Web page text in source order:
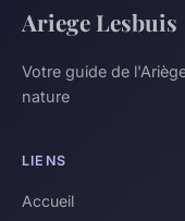
Ariege Lesbuis
Votre guide de
nature
LIENS
Accueil